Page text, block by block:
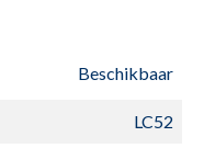
Beschikbaar
LC52